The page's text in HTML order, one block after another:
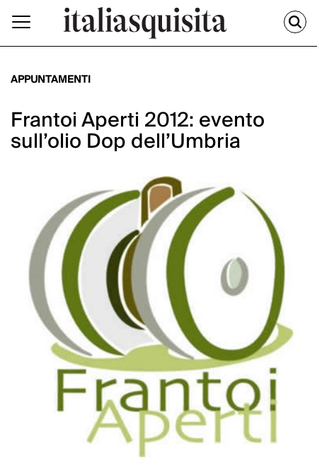
APPUNTAMENTI
Frantoi Aperti 2012: evento
sull’olio Dop dell’Umbria